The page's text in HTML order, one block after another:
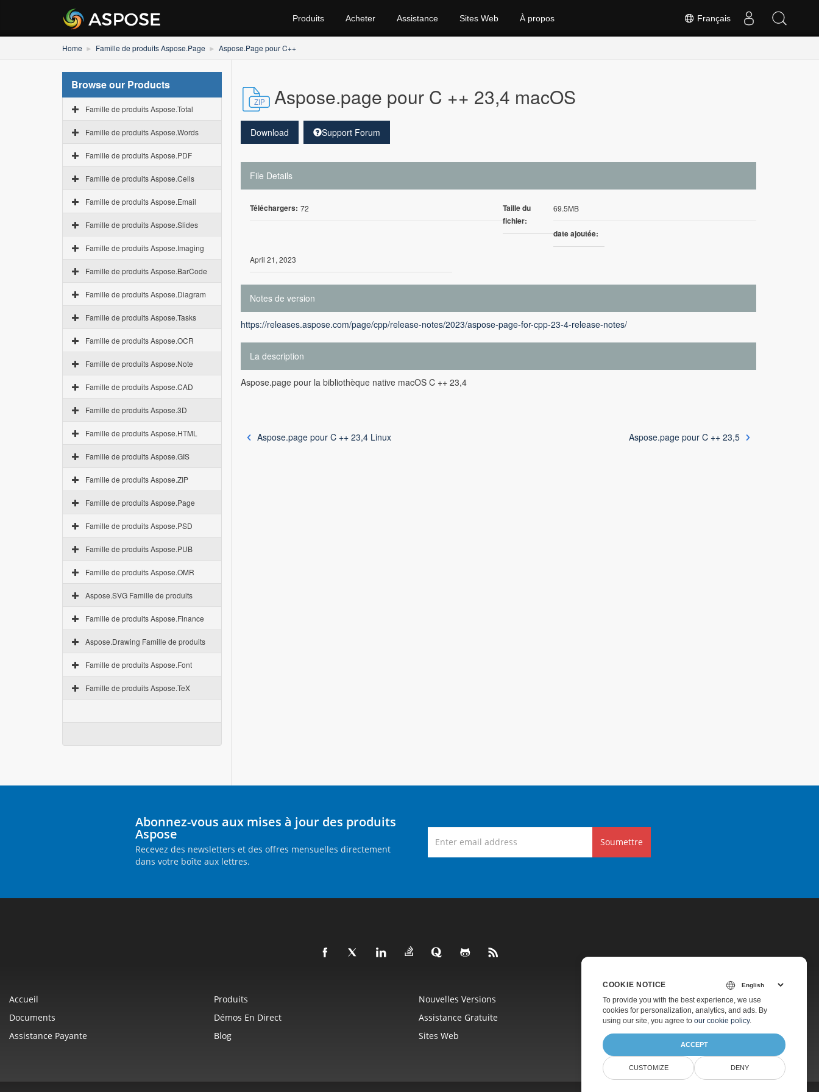
Français
Produits Acheter Assistance Sites Web À propos
Home Famille de produits Aspose.Page Aspose.Page pour C++
Browse our Products
Famille de produits Aspose.Total
Famille de produits Aspose.Words
Famille de produits Aspose.PDF
Famille de produits Aspose.Cells
Famille de produits Aspose.Email
Famille de produits Aspose.Slides
Famille de produits Aspose.Imaging
Famille de produits Aspose.BarCode
Famille de produits Aspose.Diagram
Famille de produits Aspose.Tasks
Famille de produits Aspose.OCR
Famille de produits Aspose.Note
Famille de produits Aspose.CAD
Famille de produits Aspose.3D
Famille de produits Aspose.HTML
Famille de produits Aspose.GIS
Famille de produits Aspose.ZIP
Famille de produits Aspose.Page
Famille de produits Aspose.PSD
Famille de produits Aspose.PUB
Famille de produits Aspose.OMR
Aspose.SVG Famille de produits
Famille de produits Aspose.Finance
Aspose.Drawing Famille de produits
Famille de produits Aspose.Font
Famille de produits Aspose.TeX
Aspose.page pour C ++ 23,4 macOS
Download Support Forum
File Details
Téléchargers: 72
Taille du
fichier:
69.5MB
date ajoutée:
April 21, 2023
Notes de version
https://releases.aspose.com/page/cpp/release-notes/2023/aspose-page-for-cpp-23-4-release-notes/
La description
Aspose.page pour la bibliothèque native macOS C ++ 23,4
Aspose.page pour C ++ 23,4 Linux Aspose.page pour C ++ 23,5
Abonnez-vous aux mises à jour des produits
Aspose
Recevez des newsletters et des offres mensuelles directement
dans votre boîte aux lettres.
Soumettre
Accueil Produits Nouvelles Versions
Tarification
Documents
Démos En Direct Assistance Gratuite
Consultation Gratuite
Assistance Payante
Blog Sites Web À Propos
COOKIE NOTICE
To provide you with the best experience, we use
cookies for personalization, analytics, and ads. By
using our site, you agree to our cookie policy.
ACCEPT
CUSTOMIZE DENY